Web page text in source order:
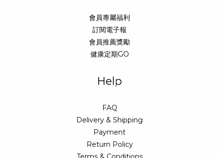
會員專屬福利
訂閱電子報
會員推薦獎勵
健康定期GO
Help
FAQ
Delivery & Shipping
Payment
Return Policy